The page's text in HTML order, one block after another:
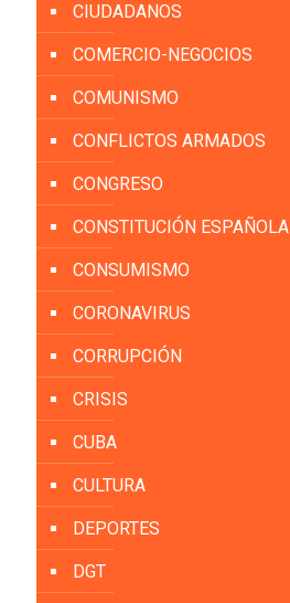
CIUDADANOS
COMERCIO-NEGOCIOS
COMUNISMO
CONFLICTOS ARMADOS
CONGRESO
CONSTITUCIÓN ESPAÑOLA
CONSUMISMO
CORONAVIRUS
CORRUPCIÓN
CRISIS
CUBA
CULTURA
DEPORTES
DGT